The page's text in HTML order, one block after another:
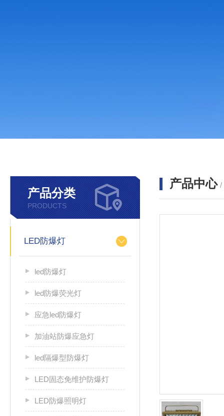
产品分类
PRODUCTS
LED防爆灯
led防爆灯
led防爆荧光灯
应急led防爆灯
加油站防爆应急灯
led隔爆型防爆灯
LED固态免维护防爆灯
LED防爆照明灯
产品中心 /